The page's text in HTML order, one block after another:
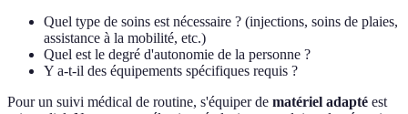
Quel type de soins est nécessaire ? (injections, soins de plaies,
assistance à la mobilité, etc.)
Quel est le degré d'autonomie de la personne ?
Y a-t-il des équipements spécifiques requis ?
Pour un suivi médical de routine, s'équiper de matériel adapté est